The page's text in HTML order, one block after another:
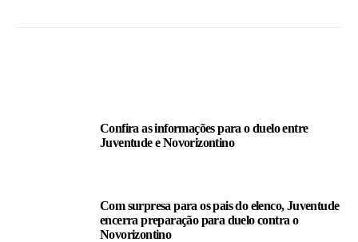
Confira as informações para o duelo entre
Juventude e Novorizontino
Com surpresa para os pais do elenco, Juventude
encerra preparação para duelo contra o
Novorizontino